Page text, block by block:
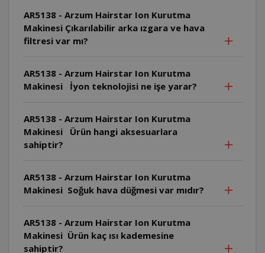
AR5138 - Arzum Hairstar Ion Kurutma
Makinesi Çıkarılabilir arka ızgara ve hava
filtresi var mı?
AR5138 - Arzum Hairstar Ion Kurutma
Makinesi İyon teknolojisi ne işe yarar?
AR5138 - Arzum Hairstar Ion Kurutma
Makinesi Ürün hangi aksesuarlara
sahiptir?
AR5138 - Arzum Hairstar Ion Kurutma
Makinesi Soğuk hava düğmesi var mıdır?
AR5138 - Arzum Hairstar Ion Kurutma
Makinesi Ürün kaç ısı kademesine
sahiptir?